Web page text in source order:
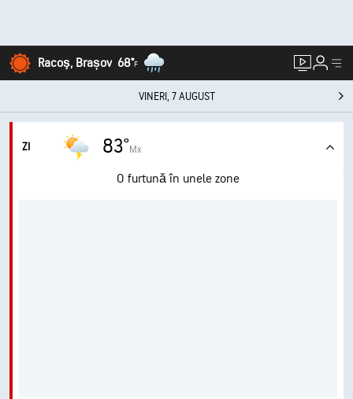
Racoş, Brașov 68°F
VINERI, 7 AUGUST
ZI 83°Mx
O furtună în unele zone